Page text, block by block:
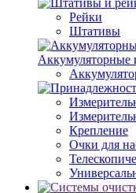
Рейки
Штативы
Аккумуляторные
Крепление
Очки для